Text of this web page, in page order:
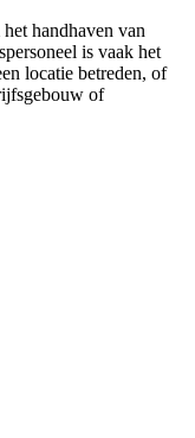
handhaven van
is vaak het
locatie betreden, of
of